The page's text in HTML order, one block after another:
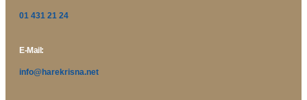
01 431 21 24
E-Mail:
info@harekrisna.net